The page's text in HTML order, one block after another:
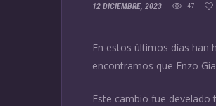
12 DICIEMBRE, 2023 47
En estos últimos días han
encontramos que Enzo
Este cambio fue develado